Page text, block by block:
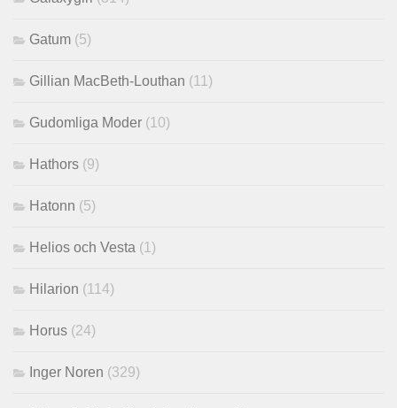
Gatum (5)
Gillian MacBeth-Louthan (11)
Gudomliga Moder (10)
Hathors (9)
Hatonn (5)
Helios och Vesta (1)
Hilarion (114)
Horus (24)
Inger Noren (329)